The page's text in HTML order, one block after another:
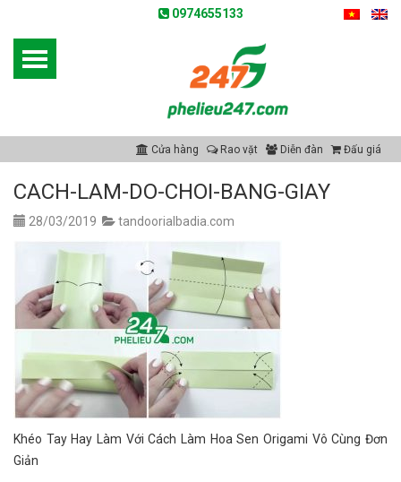
0974655133
Cửa hàng Rao vặt Diễn đàn Đấu giá
CACH-LAM-DO-CHOI-BANG-GIAY
28/03/2019 tandoorialbadia.com
Khéo Tay Hay Làm Với Cách Làm Hoa Sen Origami Vô Cùng Đơn
Giản